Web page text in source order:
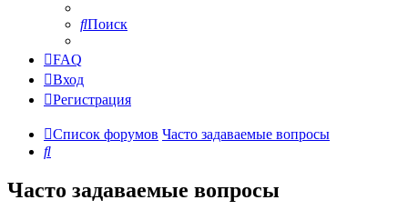
Поиск
FAQ
Вход
Регистрация
Список форумов Часто задаваемые вопросы
Поиск
Часто задаваемые вопросы